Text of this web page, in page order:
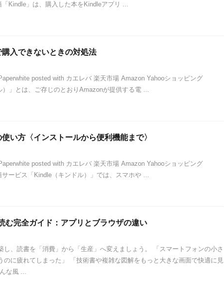
Kindle」は、購入した本をKindleアプリ ...
入できないときの対処法
posted with カエレバ 楽天市場 Amazon Yahooショッピング
）」とは、ご存じのとおりAmazonが提供する電 ...
い方〈インストールから便利機能まで〉
posted with カエレバ 楽天市場 Amazon Yahooショッピング
ービス「Kindle（キンドル）」では、スマホや ...
む完全ガイド：アプリとブラウザの違い
し、読書を「消費」から「生産」へ変えましょう。 「スマートフォンの小さ
のに疲れてしまった」 「技術書や複雑な図解をもっと大きな画面で快適に見
な風 ...